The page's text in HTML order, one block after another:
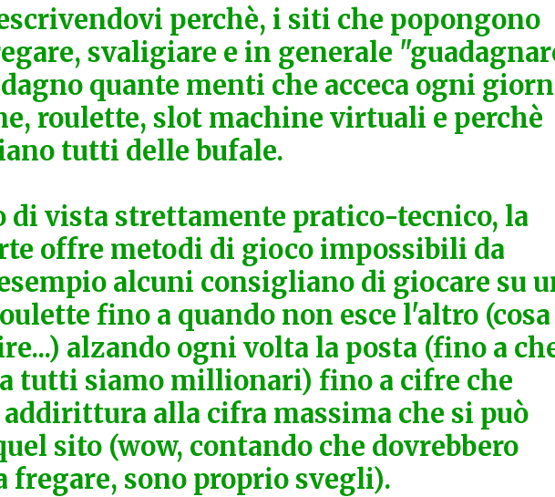
perchè, i siti che popongono
svaligiare e in generale
quante menti che acceca ogni
roulette, slot machine virtuali e perchè
tutti delle bufale.
di vista strettamente pratico-tecnico, la
offre metodi di gioco impossibili da
alcuni consigliano di giocare su
fino a quando non esce l'altro (cosa
alzando ogni volta la posta (fino a
tutti siamo millionari) fino a cifre che
alla cifra massima che si può
sito (wow, contando che dovrebbero
fregare, sono proprio svegli).